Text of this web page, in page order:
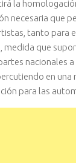
la
necesaria que
tanto para
medida que
nacionales
en una
para las